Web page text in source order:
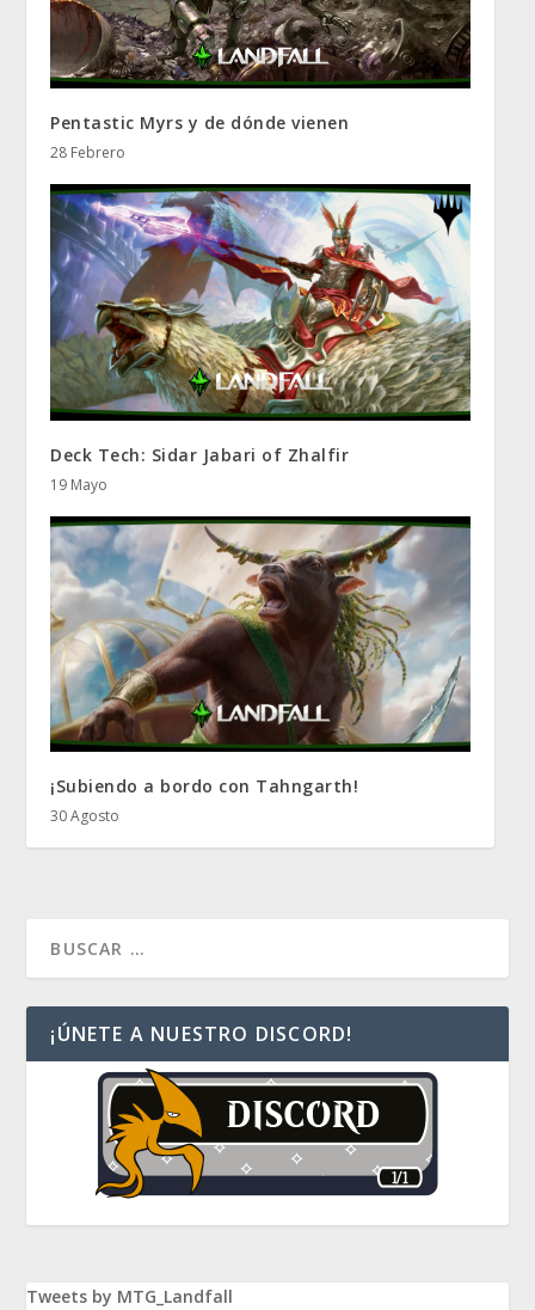
Pentastic Myrs y de dónde vienen
28 Febrero
Deck Tech: Sidar Jabari of Zhalfir
19 Mayo
¡Subiendo a bordo con Tahngarth!
30 Agosto
¡ÚNETE A NUESTRO DISCORD!
Tweets by MTG_Landfall